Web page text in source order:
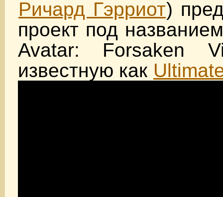
Ричард Гэрриот)
проект под
Avatar: Forsaken
известную как